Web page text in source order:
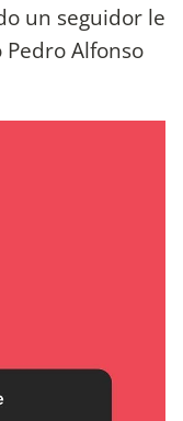
un seguidor le
Alfonso